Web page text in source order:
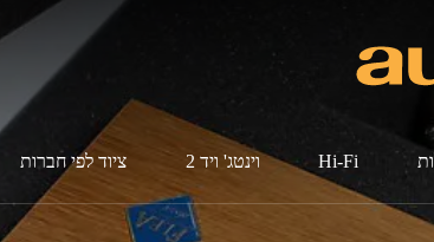
Hi-Fi וינטג' ויד 2 ציוד לפי חברות